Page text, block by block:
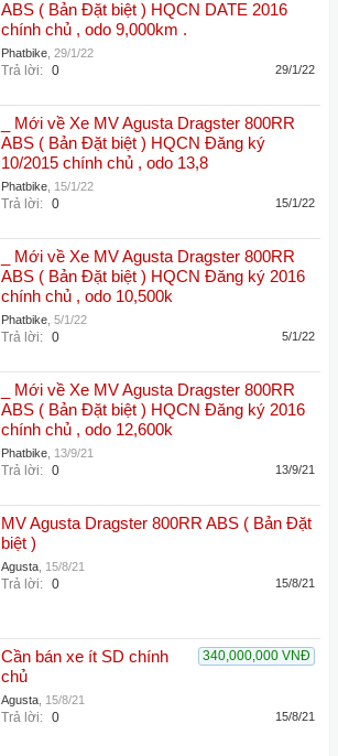
ABS ( Bản Đặt biệt ) HQCN DATE 2016
chính chủ , odo 9,000km .
Phatbike 29/1/22
Trả lời: 0 29/1/22
_ Mới về Xe MV Agusta Dragster 800RR
ABS ( Bản Đặt biệt ) HQCN Đăng ký
10/2015 chính chủ , odo 13,8
Phatbike 15/1/22
Trả lời: 0 15/1/22
_ Mới về Xe MV Agusta Dragster 800RR
ABS ( Bản Đặt biệt ) HQCN Đăng ký 2016
chính chủ , odo 10,500k
Phatbike 5/1/22
Trả lời: 0 5/1/22
_ Mới về Xe MV Agusta Dragster 800RR
ABS ( Bản Đặt biệt ) HQCN Đăng ký 2016
chính chủ , odo 12,600k
Phatbike 13/9/21
Trả lời: 0 13/9/21
MV Agusta Dragster 800RR ABS ( Bản Đặt
biệt )
Agusta 15/8/21
Trả lời: 0 15/8/21
340,000,000 VNĐ
Cần bán xe ít SD chính
chủ
Agusta 15/8/21
Trả lời: 0 15/8/21